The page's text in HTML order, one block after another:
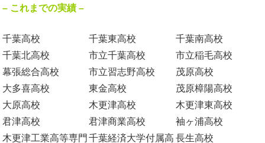
– これまでの実績 –
千葉高校 千葉東高校
千葉南高校
千葉北高校
市立千葉高校
市立稲毛高校
幕張総合高校
市立習志野高校
茂原高校
大多喜高校
東金高校
茂原樟陽高校
大原高校
木更津高校
木更津東高校
君津高校
君津商業高校
袖ヶ浦高校
木更津工業高等専門 千葉経済大学付属高 長生高校